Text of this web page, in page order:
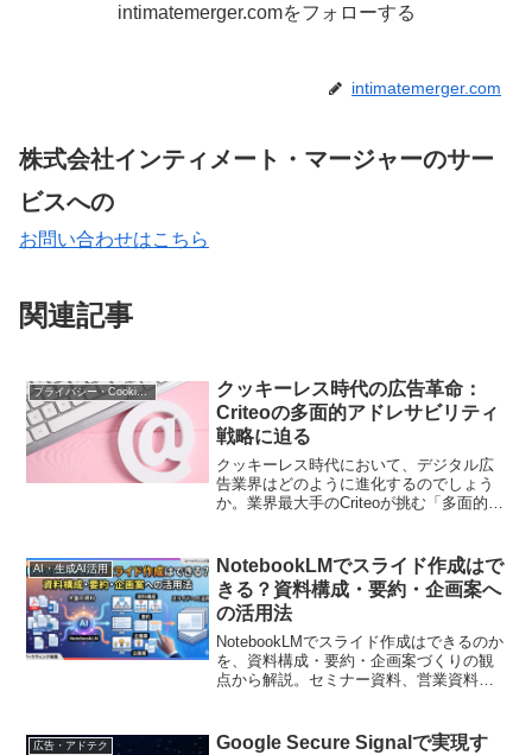
intimatemerger.comをフォローする
intimatemerger.com
株式会社インティメート・マージャーのサー
ビスへの
お問い合わせはこちら
関連記事
プライバシー・Cookie規制
クッキーレス時代の広告革命：
Criteoの多面的アドレサビリティ
戦略に迫る
クッキーレス時代において、デジタル広
告業界はどのように進化するのでしょう
か。業界最大手のCriteoが挑む「多面的ア
説します。
AI・生成AI活用
NotebookLMでスライド作成はで
きる？資料構成・要約・企画案へ
の活用法
NotebookLMでスライド作成はできるのか
を、資料構成・要約・企画案づくりの観
点から解説。セミナー資料、営業資料、
を紹介します。
広告・アドテク
Google Secure Signalで実現す